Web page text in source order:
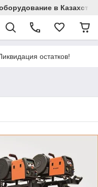
в
остатков!